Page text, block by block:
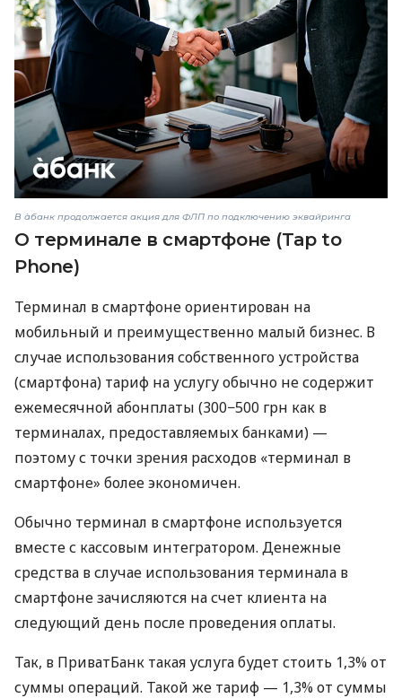
В àбанк продолжается акция для ФЛП по подключению эквайринга
О терминале в смартфоне (Tap to
Phone)
Терминал в смартфоне ориентирован на
мобильный и преимущественно малый бизнес. В
случае использования собственного устройства
(смартфона) тариф на услугу обычно не содержит
ежемесячной абонплаты (300−500 грн как в
терминалах, предоставляемых банками) —
поэтому с точки зрения расходов «терминал в
смартфоне» более экономичен.
Обычно терминал в смартфоне используется
вместе с кассовым интегратором. Денежные
средства в случае использования терминала в
смартфоне зачисляются на счет клиента на
следующий день после проведения оплаты.
Так, в ПриватБанк такая услуга будет стоить 1,3% от
суммы операций. Такой же тариф — 1,3% от суммы